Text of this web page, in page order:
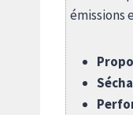
émissions